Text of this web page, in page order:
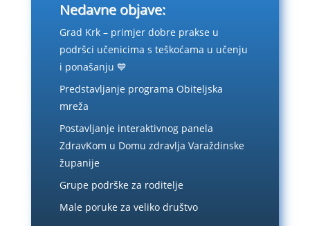
Nedavne objave:
Grad Krk – primjer dobre prakse u
podršci učenicima s teškoćama u učenju
i ponašanju 💙
Predstavljanje programa Obiteljska
mreža
Postavljanje interaktivnog panela
ZdravKom u Domu zdravlja Varaždinske
županije
Grupe podrške za roditelje
Male poruke za veliko društvo